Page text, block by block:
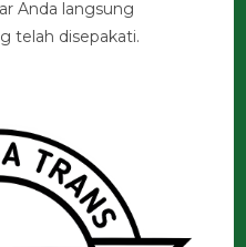
Anda langsung
telah disepakati.